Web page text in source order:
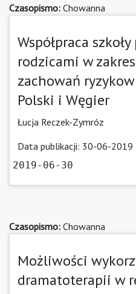
Czasopismo: Chowanna
Współpraca
rodzicami w
zachowań
Polski i Węgier
Łucja Reczek-Zymróz
Data publikacji: 30-06-2019
2019-06-30
Czasopismo: Chowanna
Możliwości
dramatoterapii w